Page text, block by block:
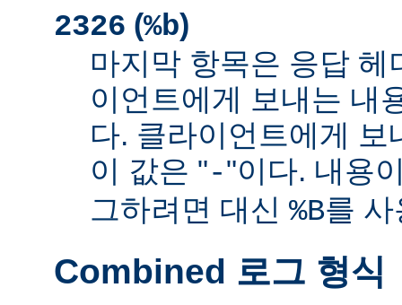
2326 (%b)
마지막 항목은 응답
이언트에게 보내는 내
다. 클라이언트에게
이 값은 "-"이다. 내용
그하려면 대신 %B를
Combined 로그 형식